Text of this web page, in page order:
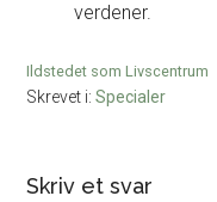
verdener.
Ildstedet som Livscentrum
Skrevet i:Specialer
Skriv et svar